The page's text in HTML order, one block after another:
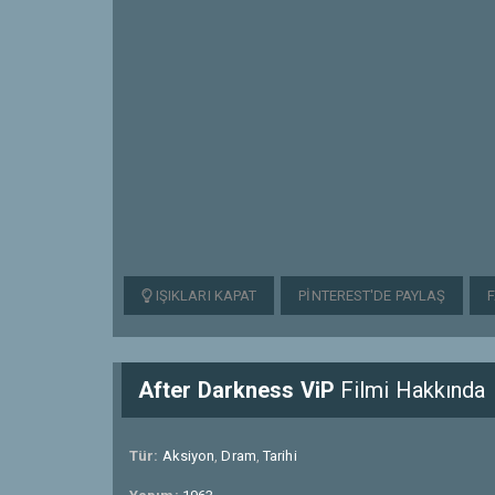
IŞIKLARI KAPAT PINTEREST'DE PAYLAŞ
After Darkness ViP Filmi Hakkında
Tür: Aksiyon,Dram,Tarihi